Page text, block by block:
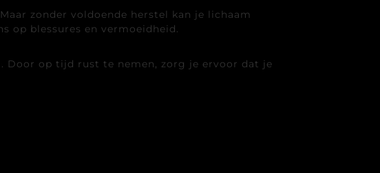
zonder voldoende herstel kan je lichaam
op blessures en vermoeidheid.
Door op tijd rust te nemen, zorg je ervoor dat je